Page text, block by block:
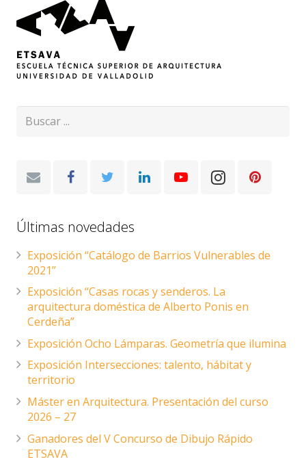
Últimas novedades
Exposición “Catálogo de Barrios Vulnerables de
2021”
Exposición “Casas rocas y senderos. La
arquitectura doméstica de Alberto Ponis en
Cerdeña”
Exposición Ocho Lámparas. Geometría que ilumina
Exposición Intersecciones: talento, hábitat y
territorio
Máster en Arquitectura. Presentación del curso
2026 – 27
Ganadores del V Concurso de Dibujo Rápido
ETSAVA